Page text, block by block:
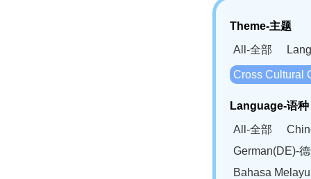
Theme-主题
All-全部
Cross Cultural
Language-语种
All-全部
German(DE)-
Bahasa